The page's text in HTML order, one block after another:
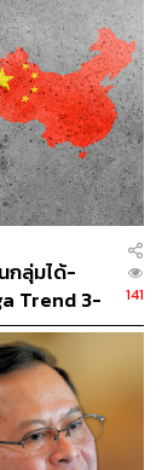
มาในรูปแบบ
ใจปัญหา
การนอน ซึ่ง
เลย และมีแนว
ทิ Biobeat
ของหัวใจ,
ณหภูมิร่างกาย
ะนำสุขภาพ
บ Telehealth
กลุ่มได้-
Trend 3-
141